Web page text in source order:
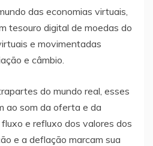
das economias virtuais,
tesouro digital de moedas do
e movimentadas
e câmbio.
do mundo real, esses
ao som da oferta e da
e refluxo dos valores dos
e a deflação marcam sua